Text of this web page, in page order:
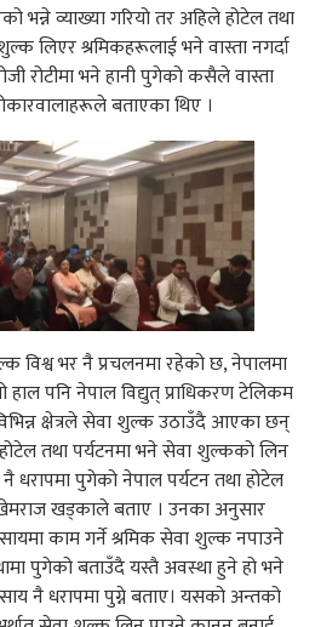
भन्ने व्याख्या गरियो तर अहिले होटेल तथा
लिएर श्रमिकहरूलाई भने वास्ता नगर्दा
रोटीमा भने हानी पुगेको कसैले वास्ता
बताएका थिए ।
विश्व भर नै प्रचलनमा रहेको छ, नेपालमा
हाल पनि नेपाल विद्युत् प्राधिकरण टेलिकम
क्षेत्रले सेवा शुल्क उठाउँदै आएका छन्
तथा पर्यटनमा भने सेवा शुल्कको लिन
धरापमा पुगेको नेपाल पर्यटन तथा होटेल
खड्काले बताए । उनका अनुसार
काम गर्ने श्रमिक सेवा शुल्क नपाउने
पुगेको बताउँदै यस्तै अवस्था हुने हो भने
नै धरापमा पुग्ने बताए। यसको अन्तको